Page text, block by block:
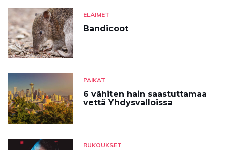
ELÄIMET
Bandicoot
PAIKAT
6 vähiten hain saastuttamaa
vettä Yhdysvalloissa
RUKOUKSET